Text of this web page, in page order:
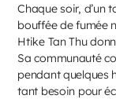
Chaque soir, d’un
bouffée de fumée
Htike Tan Thu
Sa communauté
pendant quelques
tant besoin pour